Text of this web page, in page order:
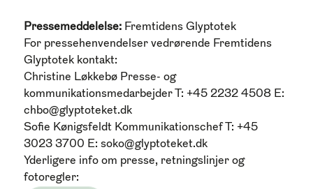
Pressemeddelelse: Fremtidens Glyptotek
For pressehenvendelser vedrørende Fremtidens
Glyptotek kontakt:
Christine Løkkebø Presse- og
kommunikationsmedarbejder
T: +45 2232 4508 E:
chbo@glyptoteket.dk
Sofie Kønigsfeldt Kommunikationschef
T: +45
3023 3700 E:soko@glyptoteket.dk
Yderligere info om presse, retningslinjer og
fotoregler: